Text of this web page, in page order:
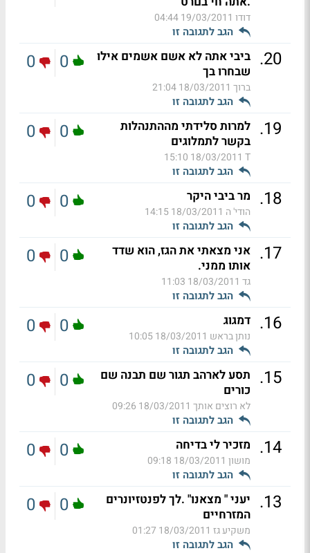
דודו 19/03/2011 04:44
הגב לתגובה זו
20
. ביבי אתה לא אשם אשמים אילו
שבחרו בך
ברוך 18/03/2011 21:04
הגב לתגובה זו
0
0
19
. למרות סלידתי מההתנהלות
בקשר לתמלוגים
T
18/03/2011 15:10
הגב לתגובה זו
0
0
18
. מר ביבי היקר
הודי' ה 18/03/2011 14:15
הגב לתגובה זו
0
0
17
. אני מצאתי את הגז, הוא שדד
אותו ממני.
גד 18/03/2011 11:03
הגב לתגובה זו
0
0
16
. דמגוג
נותן בראש 18/03/2011 10:05
הגב לתגובה זו
0
0
15
. תסע לארהב תגור שם תבנה שם
כורים
לא רוצים אותך 18/03/2011 09:26
הגב לתגובה זו
0
0
14
. מזכיר לי בדיחה
מושון 18/03/2011 09:18
הגב לתגובה זו
0
0
13
. יעני " מצאנו" .לך לפנטזיונרים
המזרחיים
משקיע גז 18/03/2011 01:27
הגב לתגובה זו
0
0